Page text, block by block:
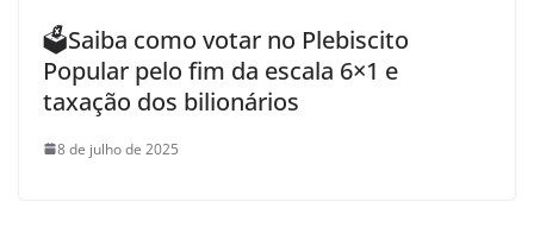
🗳️Saiba como votar no Plebiscito
Popular pelo fim da escala 6×1 e
taxação dos bilionários
8 de julho de 2025